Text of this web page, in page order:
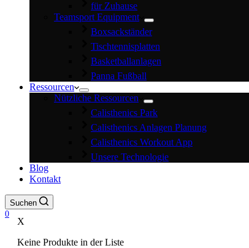
für Zuhause
Teamsport Equipment
Boxsackständer
Tischtennisplatten
Basketballanlagen
Panna Fußball
Ressourcen
Nützliche Ressourcen
Calisthenics Park
Calisthenics Anlagen Planung
Calisthenics Workout App
Unsere Technologie
Blog
Kontakt
Suchen
0
X
Keine Produkte in der Liste